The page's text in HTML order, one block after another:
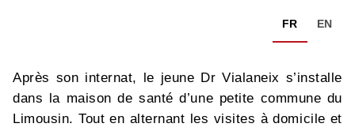
FR EN
Après son internat, le jeune Dr Vialaneix s’installe
dans la maison de santé d’une petite commune du
Limousin. Tout en alternant les visites à domicile et